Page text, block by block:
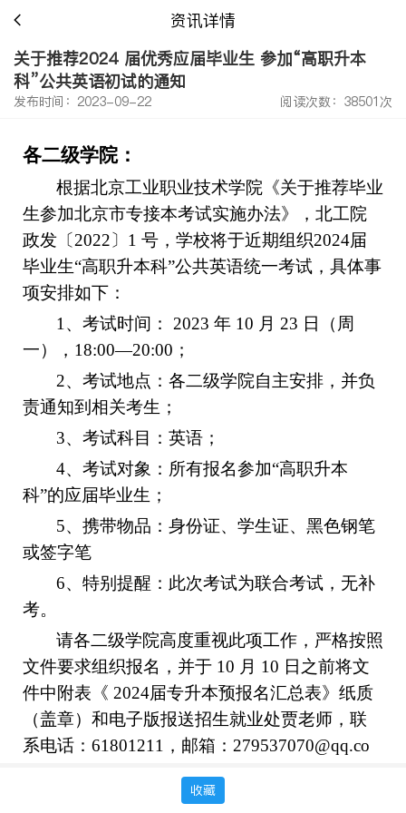
资讯详情
关于推荐2024 届优秀应届毕业生 参加“高职升本
科”公共英语初试的通知
发布时间：2023-09-22 阅读次数：38501次
各二级学院：
根据北京工业职业技术学院《关于推荐毕业
生参加北京市专接本考试实施办法》，北工院
政发〔2022〕1 号，学校将于近期组织2024届
毕业生“高职升本科”公共英语统一考试，具体事
项安排如下：
1 、考试时间： 2023 年 10 月 23 日（周
一），18:00—20:00；
2、考试地点：各二级学院自主安排，并负
责通知到相关考生；
3、考试科目：英语；
4、考试对象：所有报名参加“高职升本
科”的应届毕业生；
5、携带物品：身份证、学生证、黑色钢笔
或签字笔
6、特别提醒：此次考试为联合考试，无补
考。
请各二级学院高度重视此项工作，严格按照
文件要求组织报名，并于 10 月 10 日之前将文
件中附表《 2024届专升本预报名汇总表》纸质
（盖章）和电子版报送招生就业处贾老师，联
系电话：61801211，邮箱：279537070@qq.co
收藏